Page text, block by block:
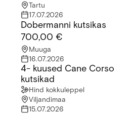
Tartu
17.07.2026
Dobermanni kutsikas
700,00 €
Muuga
16.07.2026
4- kuused Cane Corso
kutsikad
Hind kokkuleppel
Viljandimaa
15.07.2026